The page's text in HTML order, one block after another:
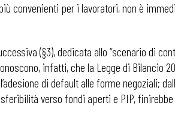
convenienti per i lavoratori, non è
(§3), dedicata allo “scenario di
infatti, che la Legge di Bilancio
di default alle forme negoziali;
verso fondi aperti e PIP,